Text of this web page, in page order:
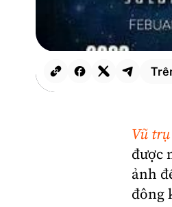
Vũ
được
ảnh
đông